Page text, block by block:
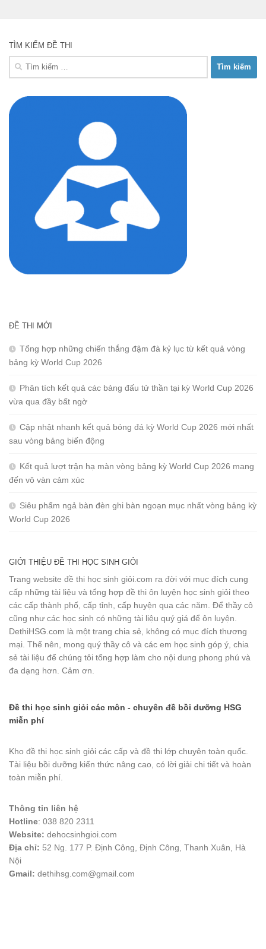
TÌM KIẾM ĐỀ THI
Tìm
ĐỀ THI MỚI
Tổng hợp những chiến thắng đậm đà kỷ lục từ kết quả vòng
bảng kỳ World Cup 2026
Phân tích kết quả các bảng đấu tử thần tại kỳ World Cup 2026
vừa qua đầy bất ngờ
Cập nhật nhanh kết quả bóng đá kỳ World Cup 2026 mới nhất
sau vòng bảng biến động
Kết quả lượt trận hạ màn vòng bảng kỳ World Cup 2026 mang
đến vô vàn cảm xúc
Siêu phẩm ngả bàn đèn ghi bàn ngoạn mục nhất vòng bảng kỳ
World Cup 2026
GIỚI THIỆU ĐỀ THI HỌC SINH GIỎI
Trang website đề thi học sinh giỏi.com ra đời với mục đích cung
cấp những tài liệu và tổng hợp đề thi ôn luyện học sinh giỏi theo
các cấp thành phố, cấp tỉnh, cấp huyện qua các năm. Để thầy cô
cũng như các học sinh có những tài liệu quý giá để ôn luyện.
DethiHSG.com là một trang chia sẻ, không có mục đích thương
mại. Thế nên, mong quý thầy cô và các em học sinh góp ý, chia
sẻ tài liệu để chúng tôi tổng hợp làm cho nội dung phong phú và
đa dạng hơn. Cảm ơn.
Đề thi học sinh giỏi các môn - chuyên đề bồi dưỡng HSG
miễn phí
Kho đề thi học sinh giỏi các cấp và đề thi lớp chuyên toàn quốc.
Tài liệu bồi dưỡng kiến thức nâng cao, có lời giải chi tiết và hoàn
toàn miễn phí.
Thông tin liên hệ
Hotline: 038 820 2311
Website: dehocsinhgioi.com
Địa chỉ: 52 Ng. 177 P. Định Công, Định Công, Thanh Xuân, Hà
Nội
Gmail: dethihsg.com@gmail.com